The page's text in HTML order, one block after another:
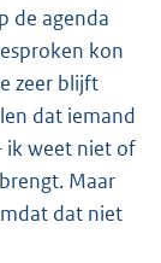
de agenda
kon
zeer blijft
dat iemand
ik weet niet of
Maar
dat niet